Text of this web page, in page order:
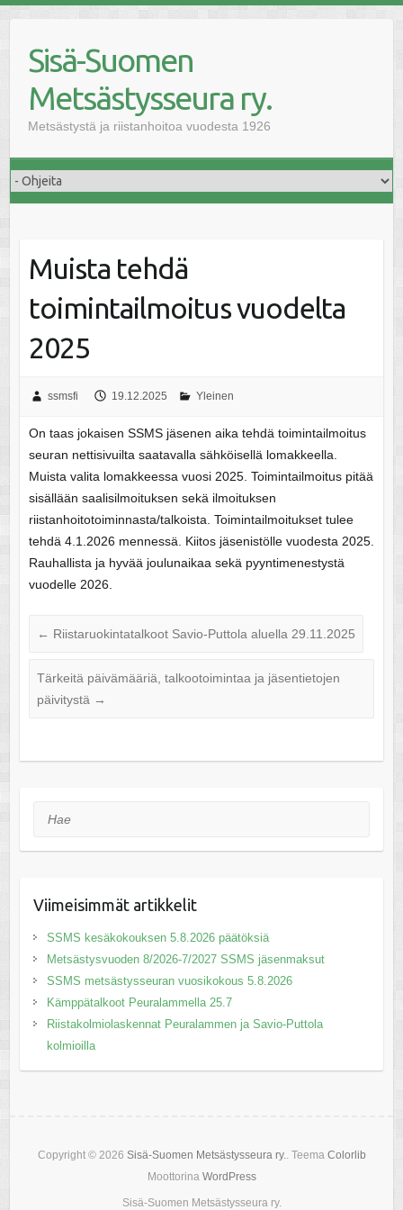
contentSisä-Suomen
Metsästysseura ry.
Metsästystä ja riistanhoitoa vuodesta 1926
Muista tehdä
toimintailmoitus vuodelta
2025
ssmsfi 19.12.2025 Yleinen
On taas jokaisen SSMS jäsenen aika tehdä toimintailmoitus
seuran nettisivuilta saatavalla sähköisellä lomakkeella.
Muista valita lomakkeessa vuosi 2025. Toimintailmoitus pitää
sisällään saalisilmoituksen sekä ilmoituksen
riistanhoitotoiminnasta/talkoista. Toimintailmoitukset tulee
tehdä 4.1.2026 mennessä. Kiitos jäsenistölle vuodesta 2025.
Rauhallista ja hyvää joulunaikaa sekä pyyntimenestystä
vuodelle 2026.
← Riistaruokintatalkoot Savio-Puttola aluella 29.11.2025
Tärkeitä päivämääriä, talkootoimintaa ja jäsentietojen
päivitystä →
Hae
Viimeisimmät artikkelit
SSMS kesäkokouksen 5.8.2026 päätöksiä
Metsästysvuoden 8/2026-7/2027 SSMS jäsenmaksut
SSMS metsästysseuran vuosikokous 5.8.2026
Kämppätalkoot Peuralammella 25.7
Riistakolmiolaskennat Peuralammen ja Savio-Puttola
kolmioilla
Copyright © 2026 Sisä-Suomen Metsästysseura ry.. Teema Colorlib
Moottorina WordPress
Sisä-Suomen Metsästysseura ry.